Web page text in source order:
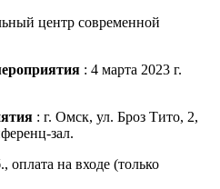
центр современной
: 4 марта 2023 г.
: г. Омск, ул. Броз Тито, 2,
зал.
оплата на входе (только